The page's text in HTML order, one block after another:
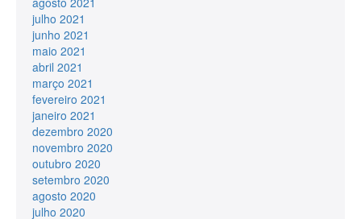
julho 2021
junho 2021
maio 2021
abril 2021
março 2021
fevereiro 2021
janeiro 2021
dezembro 2020
novembro 2020
outubro 2020
setembro 2020
agosto 2020
julho 2020